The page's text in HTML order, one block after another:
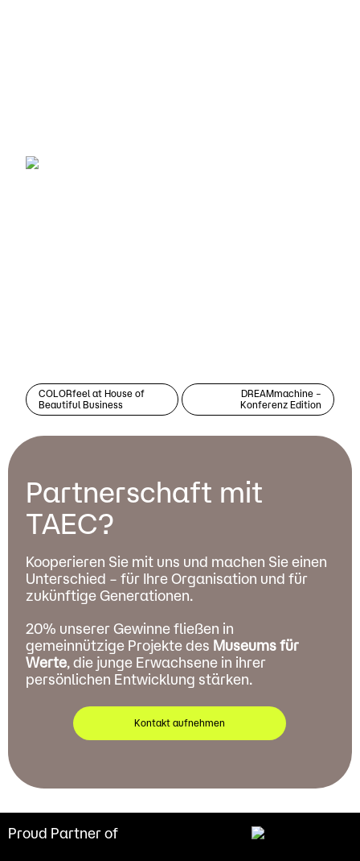
COLORfeel at House of
Beautiful Business
DREAMmachine –
Konferenz Edition
Partnerschaft mit
TAEC?
Kooperieren Sie mit uns und machen Sie einen
Unterschied – für Ihre Organisation und für
zukünftige Generationen.
20% unserer Gewinne fließen in
gemeinnützige Projekte des Museums für
Werte, die junge Erwachsene in ihrer
persönlichen Entwicklung stärken.
Kontakt aufnehmen
Proud Partner of